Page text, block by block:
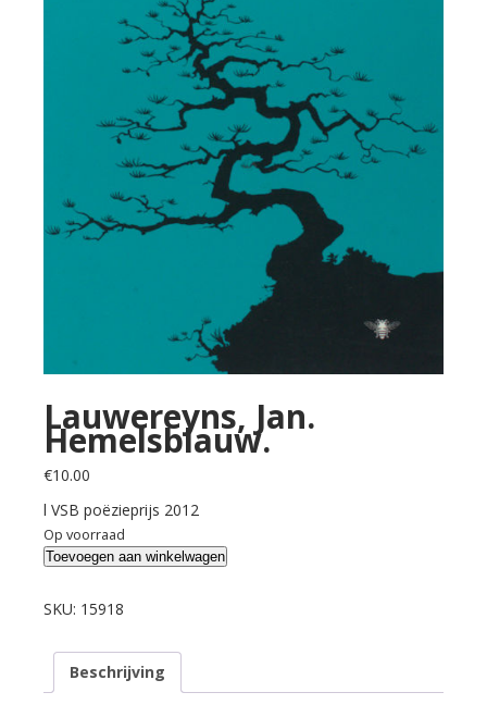
Lauwereyns, Jan.
Hemelsblauw.
€10.00
l VSB poëzieprijs 2012
Op voorraad
Lauwereyns,
Hemelsblauw.
Toevoegen aan winkelwagen
SKU: 15918
Beschrijving